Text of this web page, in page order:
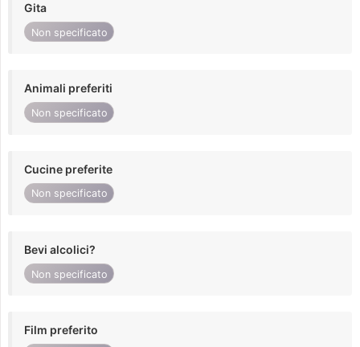
Gita
Non specificato
Animali preferiti
Non specificato
Cucine preferite
Non specificato
Bevi alcolici?
Non specificato
Film preferito